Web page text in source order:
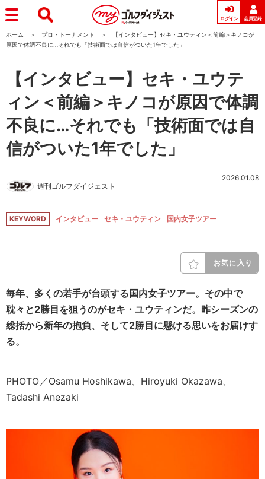
ログイン 会員登録
ホーム プロ・トーナメント
【インタビュー】セキ・ユウティン＜前編＞キノコが
原因で体調不良に…それでも「技術面では自信がついた1年でした」
【インタビュー】セキ・ユウテ
ィン＜前編＞キノコが原因で体調
不良に…それでも「技術面では自
信がついた1年でした」
週刊ゴルフダイジェスト
2026.01.08
KEYWORD インタビュー セキ・ユウティン 国内女子ツアー
お気に入り
毎年、多くの若手が台頭する国内女子ツアー。その中で
耽々と2勝目を狙うのがセキ・ユウティンだ。昨シーズンの
総括から新年の抱負、そして2勝目に懸ける思いをお届けす
る。
PHOTO／Osamu Hoshikawa、Hiroyuki Okazawa、
Tadashi Anezaki